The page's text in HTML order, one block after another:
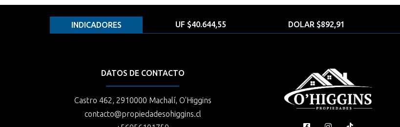
INDICADORES UF $40.644,55 DOLAR $892,91
DATOS DE CONTACTO
Castro 462, 2910000 Machalí, O'Higgins
contacto@propiedadesohiggins.cl